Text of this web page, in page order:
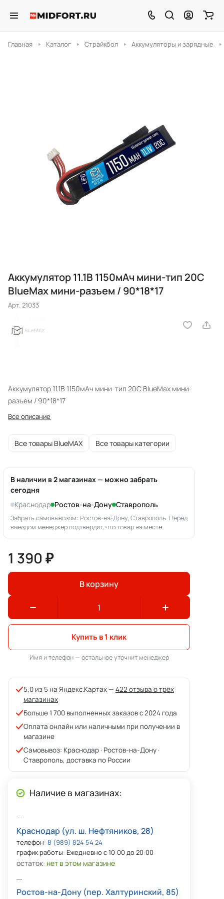
Главная Каталог Страйкбол Аккумуляторы и зарядные
Аккумулятор 11.1В 1150мАч мини-тип 20C
BlueMax мини-разъем / 90*18*17
Арт.21033
Аккумулятор 11.1В 1150мАч мини-тип 20C BlueMax мини-
разъем / 90*18*17
Все описание
Все товары BlueMAX Все товары категории
В наличии в 2 магазинах — можно забрать
сегодня
Краснодар Ростов-на-Дону Ставрополь
Забрать самовывозом: Ростов-на-Дону, Ставрополь. Перед
выездом менеджер подтвердит, что товар на месте.
1 390 ₽
В корзину
Купить в 1 клик
Имя и телефон — остальное уточнит менеджер
5,0 из 5 на Яндекс.Картах — 422 отзыва о трёх
магазинах
Больше 1 700 выполненных заказов с 2024 года
Оплата онлайн или наличными при получении в
магазине
Самовывоз: Краснодар · Ростов-на-Дону ·
Ставрополь, доставка по России
Наличие в магазинах:
Краснодар (ул. ш. Нефтяников, 28)
телефон: 8 (989) 824 54 24
график работы: Ежедневно с 10:00 до 20:00
остаток: нет в этом магазине
Ростов-на-Дону (пер. Халтуринский, 85)